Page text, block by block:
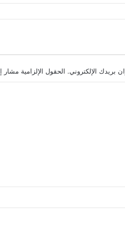
بريدك الإلكتروني. الحقول الإلزامية مشار